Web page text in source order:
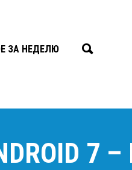
ЗА НЕДЕЛЮ